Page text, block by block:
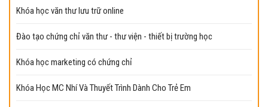
Khóa học văn thư lưu trữ online
Đào tạo chứng chỉ văn thư - thư viện - thiết bị trường học
Khóa học marketing có chứng chỉ
Khóa Học MC Nhí Và Thuyết Trình Dành Cho Trẻ Em